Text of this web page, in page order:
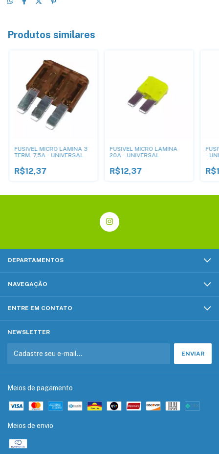
Produtos similares
FUSIVEL MICRO LAMINA 3
TERM. 7,5A - UNIVERSAL
R$12,37
FUSIVEL MICRO LAMINA
20A - UNIVERSAL
R$12,37
-
DEPARTAMENTOS
NAVEGAÇÃO
ENTRE EM CONTATO
NEWSLETTER
Meios de pagamento
Meios de envio